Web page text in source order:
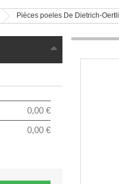
Pièces poeles De Dietrich-Oertli
0,00 €
0,00 €